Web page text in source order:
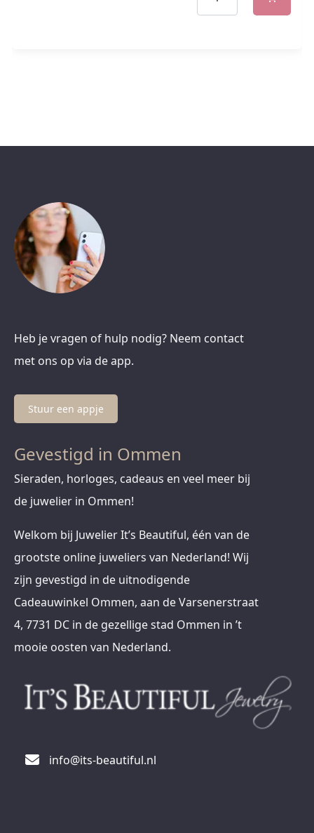
Heb je vragen of hulp nodig? Neem contact
met ons op via de app.
Stuur een appje
Gevestigd in Ommen
Sieraden, horloges, cadeaus en veel meer bij
de juwelier in Ommen!
Welkom bij Juwelier It’s Beautiful, één van de
grootste online juweliers van Nederland! Wij
zijn gevestigd in de uitnodigende
Cadeauwinkel Ommen, aan de Varsenerstraat
4, 7731 DC in de gezellige stad Ommen in ’t
mooie oosten van Nederland.
info@its-beautiful.nl